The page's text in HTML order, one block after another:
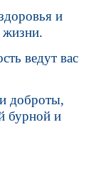
и
жизни.
ведут вас
доброты,
бурной и